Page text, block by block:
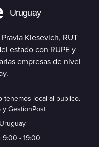
Uruguay
Kiesevich, RUT
estado con RUPE y
empresas de nivel
tenemos local al publico.
y GestionPost
9:00 - 19:00